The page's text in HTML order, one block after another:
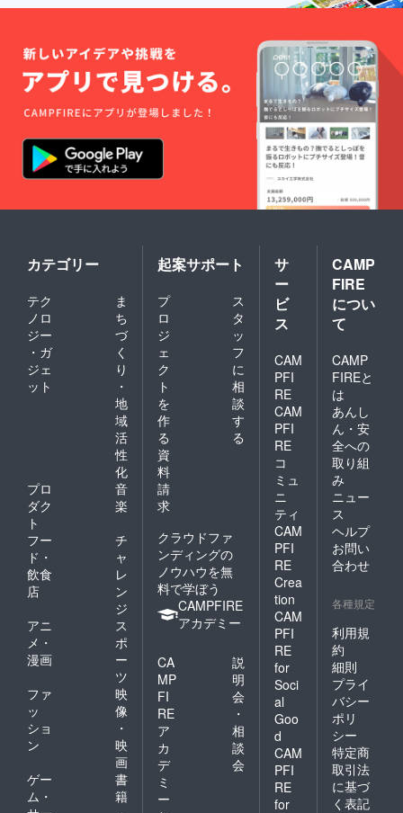
カテゴリー
テク
ノロ
ジー
・ガ
ジェ
ット
ま
ち
づ
く
り
・
地
域
活
性
化
プロ
ダク
ト
音
楽
フー
ド・
飲食
店
チ
ャ
レ
ン
ジ
アニ
メ・
漫画
ス
ポ
ー
ツ
ファ
ッ
ショ
ン
映
像
・
映
画
ゲー
ム・
書
籍
起案サポート
プ
ロ
ジ
ェ
ク
ト
を
作
る
ス
タ
ッ
フ
に
相
談
す
る
資
料
請
求
クラウドファ
ンディングの
ノウハウを無
料で学ぼう
CAMPFIRE
アカデミー
CA
MP
FI
RE
ア
カ
デ
ミ
ー
説
明
会
・
相
談
会
サ
ー
ビ
ス
CAM
PFI
RE
CAM
PFI
RE
コ
ミュ
ニ
ティ
CAM
PFI
RE
Crea
tion
CAM
PFI
RE
for
Soci
al
Goo
d
CAM
PFI
RE
for
CAMP
FIRE
につい
て
CAMP
FIREと
は
あんし
ん・安
全への
取り組
み
ニュー
ス
ヘルプ
お問い
合わせ
各種規定
利用規
約
細則
プライ
バシー
ポリ
シー
特定商
取引法
に基づ
く表記